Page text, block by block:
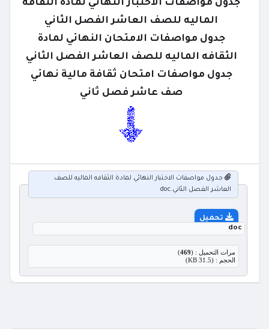
جدول مواصفات الاختبار النهائي لمادة الثقافه
الماليه للصف العاشر الفصل الثاني
جدول مواصفات الامتحان النهائي لمادة
الثقافه الماليه للصف العاشر الفصل الثاني
جدول مواصفات امتحان ثقافة مالية نهائي
صف عاشر فصل ثاني
جدول مواصفات الاختبار النهائي لمادة الثقافه الماليه للصف
العاشر الفصل الثاني.doc
تحميل
doc
مرات التحميل : (469
)
الحجم : (31.5 KB)